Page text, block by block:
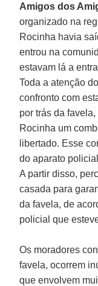
Amigos dos
organizado na
Rocinha havia
entrou na
estavam lá a
Toda a atenção
confronto com
por trás da
Rocinha um
libertado. Esse
do aparato
A partir disso,
casada para
da favela, de
policial que
Os moradores
favela, ocorrem
que envolvem